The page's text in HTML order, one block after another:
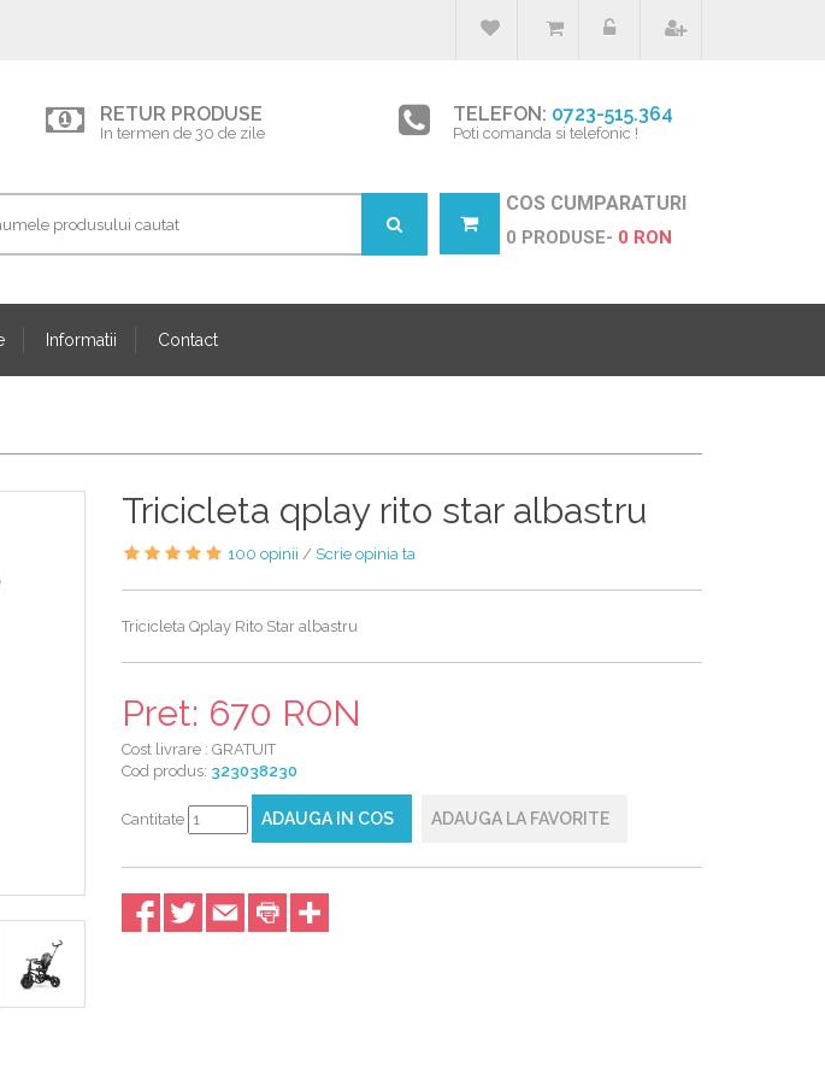
RETUR PRODUSE
In termen de 30 de zile
TELEFON: 0723-515.364
Poti comanda si telefonic !
COS CUMPARATURI
0 PRODUSE- 0 RON
Informatii Contact
Tricicleta qplay rito star albastru
100 opinii / Scrie opinia ta
Tricicleta Qplay Rito Star albastru
Pret: 670 RON
Cost livrare : GRATUIT
Cod produs: 323038230
Cantitate ADAUGA IN COS ADAUGA LA FAVORITE